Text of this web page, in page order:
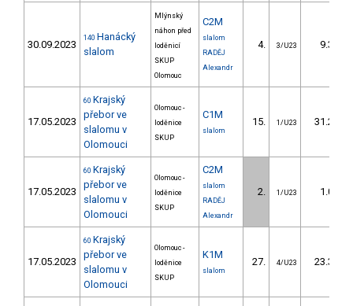
30.09.2023
140 Hanácký
slalom
Mlýnský
náhon před
loděnicí
SKUP
Olomouc
C2M
slalom
RADĚJ
Alexandr
4. 3/U23 9.30
17.05.2023
60 Krajský
přebor ve
slalomu v
Olomouci
Olomouc -
loděnice
SKUP
C1M
slalom
15. 1/U23 31.20
17.05.2023
60 Krajský
přebor ve
slalomu v
Olomouci
Olomouc -
loděnice
SKUP
C2M
slalom
RADĚJ
Alexandr
2. 1/U23 1.00
17.05.2023
60 Krajský
přebor ve
slalomu v
Olomouci
Olomouc -
loděnice
SKUP
K1M
slalom
27. 4/U23 23.30